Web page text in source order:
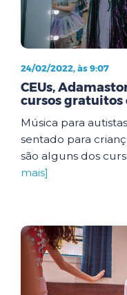
24/02/2022, às 9:07
CEUs,
cursos gratuitos
Música para
sentado para
são alguns dos
mais]